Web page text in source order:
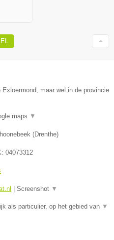
maar wel in de provincie
maps ▼
(Drenthe)
04073312
Screenshot ▼
als particulier, op het gebied van ▼